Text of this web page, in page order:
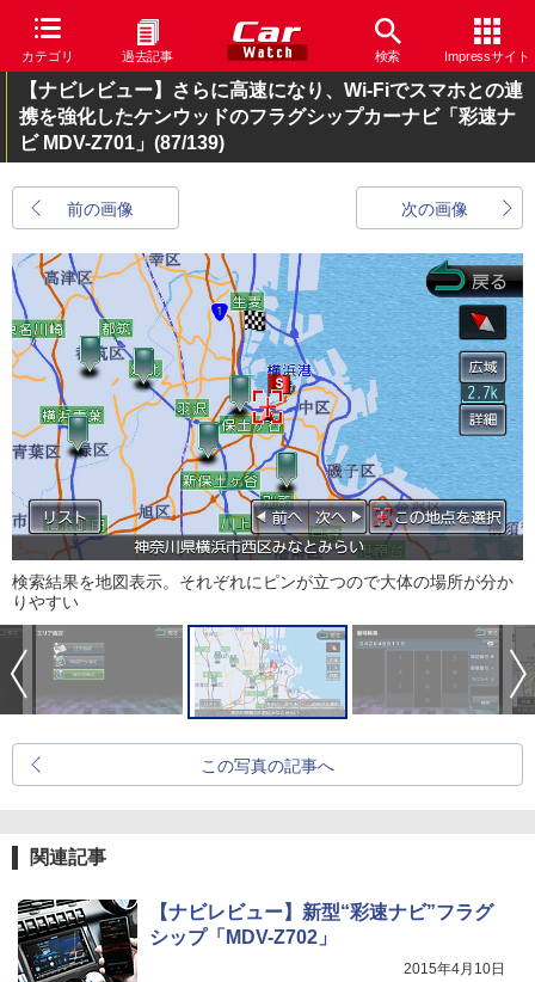
カテゴリ 過去記事 検索 Impressサイト
【ナビレビュー】さらに高速になり、Wi-Fiでスマホとの連
携を強化したケンウッドのフラグシップカーナビ「彩速ナ
ビ MDV-Z701」 (87/139)
前の画像 次の画像
検索結果を地図表示。それぞれにピンが立つので大体の場所が分か
りやすい
この写真の記事へ
関連記事
【ナビレビュー】新型“彩速ナビ”フラグ
シップ「MDV-Z702」
2015年4月10日